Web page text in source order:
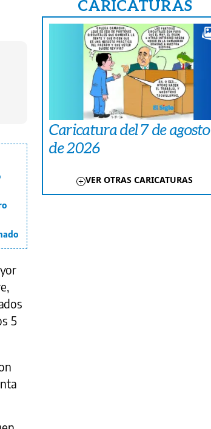
5
CARICATURAS
Caricatura del 7 de agosto
de 2026
VER OTRAS CARICATURAS